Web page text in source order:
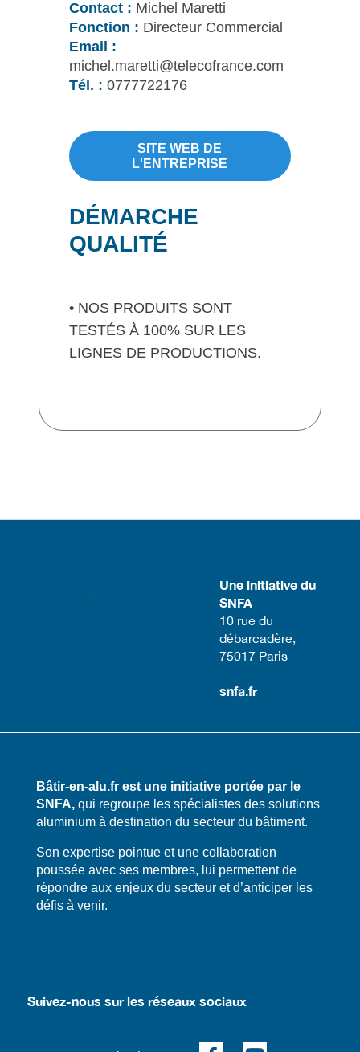
Contact : Michel Maretti
Fonction : Directeur Commercial
Email :
michel.maretti@telecofrance.com
Tél. : 0777722176
SITE WEB DE
L'ENTREPRISE
DÉMARCHE
QUALITÉ
• NOS PRODUITS SONT
TESTÉS À 100% SUR LES
LIGNES DE PRODUCTIONS.
Une initiative du
SNFA
​10 rue du
débarcadère,
75017 Paris​
snfa.fr
Bâtir-en-alu.fr est une initiative portée par le
SNFA,qui regroupe les spécialistes des solutions
aluminium à destination du secteur du bâtiment.
​​Son expertise pointue et une collaboration
poussée avec ses membres, lui permettent de
répondre aux enjeux du secteur et d’anticiper les
défis à venir.
Suivez-nous sur les réseaux sociaux